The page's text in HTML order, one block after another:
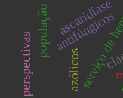
serviço
azólicos
antifúngicos
perspectivas
ascaridíase